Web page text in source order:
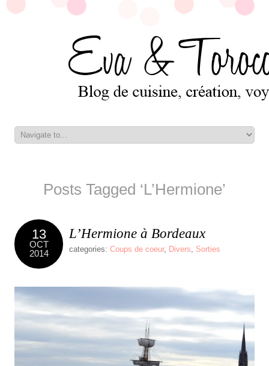
Posts Tagged ‘L’Hermione’
13
OCT
2014
L’Hermione à Bordeaux
categories: Coups de coeur, Divers, Sorties